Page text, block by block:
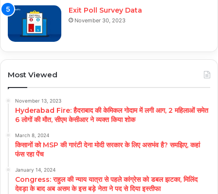
Exit Poll Survey Data
November 30, 2023
Most Viewed
November 13, 2023
Hyderabad Fire: हैदराबाद की केमिकल गोदाम में लगी आग, 2 महिलाओं समेत
6 लोगों की मौत, सीएम केसीआर ने व्यक्त किया शोक
March 8, 2024
किसानों को MSP की गारंटी देना मोदी सरकार के लिए असभंव है? समझिए, कहां
फंस रहा पेंच
January 14, 2024
Congress: राहुल की न्याय यात्रा से पहले कांग्रेस को डबल झटका, मिलिंद
देवड़ा के बाद अब असम के इस बड़े नेता ने पद से दिया इस्तीफा